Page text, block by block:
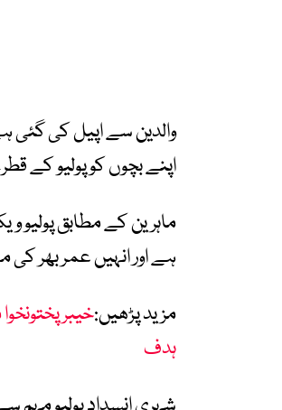
والدین سے اپیل کی گئی
اپنے بچوں کو پولیو کے
ماہرین کے مطابق پولیو
ہے اور انہیں عمر بھر
مزید پڑھیں:
ہدف